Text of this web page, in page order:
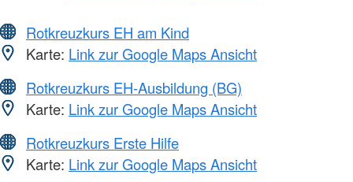
Rotkreuzkurs EH am Kind
Karte: Link zur Google Maps Ansicht
Rotkreuzkurs EH-Ausbildung (BG)
Karte: Link zur Google Maps Ansicht
Rotkreuzkurs Erste Hilfe
Karte: Link zur Google Maps Ansicht